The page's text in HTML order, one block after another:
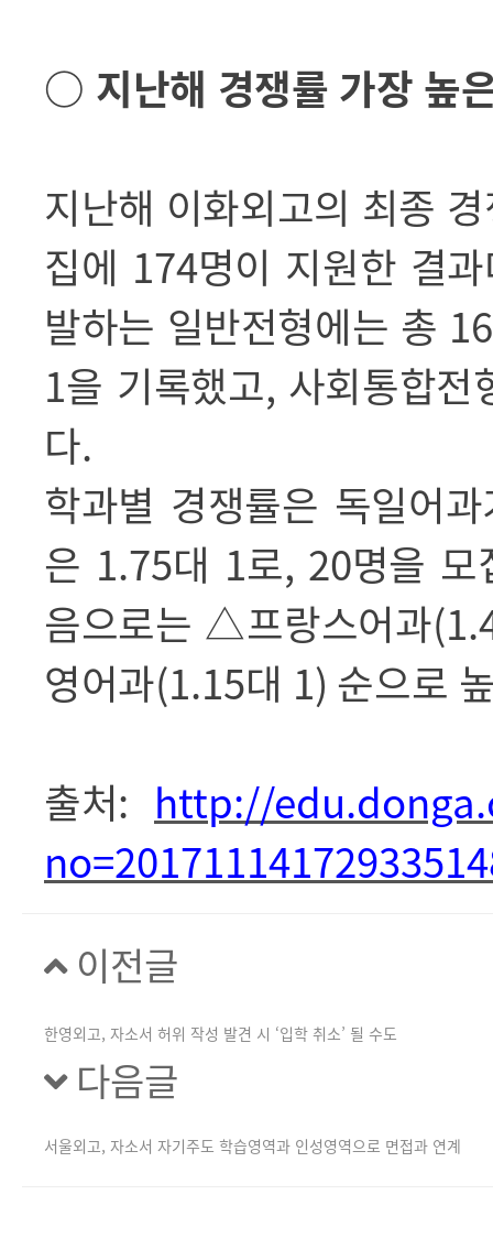
○ 지난해 경쟁률 가장 높
지난해 이화외고의 최종
집에 174명이 지원한 결
발하는 일반전형에는 총
1을 기록했고, 사회통합
다.
학과별 경쟁률은 독일어
은 1.75대 1로, 20명을
음으로는 △프랑스어과
영어과(1.15대 1) 순으로
출처: http://
이전글
한영외고, 자소서 허위 작성 발견 시 ‘입학 취소’ 될 수도
다음글
서울외고, 자소서 자기주도 학습영역과 인성영역으로 면접과 연계